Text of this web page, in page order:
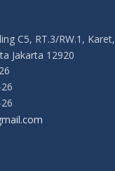
C5, RT.3/RW.1, Karet,
Jakarta 12920